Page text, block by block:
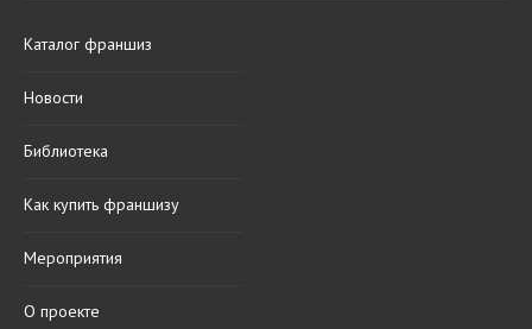
Каталог франшиз
Новости
Библиотека
Как купить франшизу
Мероприятия
О проекте